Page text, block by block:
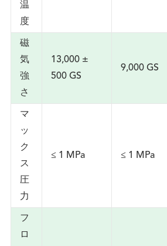
温
度
磁
気
強
さ
13,000 ±
500 GS
9,000 GS
マ
ッ
ク
ス
圧
力
≤ 1 MPa ≤ 1 MPa
フ
ロ